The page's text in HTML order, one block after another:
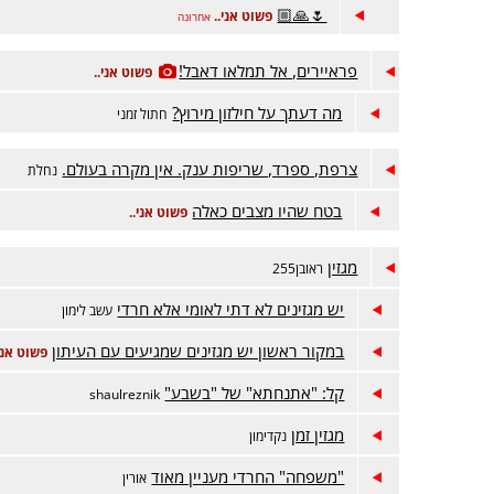
🌷🙏🏼 פשוט אני.. אחרונה
פראיירים, אל תמלאו דאבל! פשוט אני..
מה דעתך על חילזון מירוץ? חתול זמני
צרפת, ספרד, שריפות ענק. אין מקרה בעולם. נחלת
בטח שהיו מצבים כאלה פשוט אני..
מגזין ראובן255
יש מגזינים לא דתי לאומי אלא חרדי עשב לימון
במקור ראשון יש מגזינים שמגיעים עם העיתון פשוט
קל: "אתנחתא" של "בשבע" shaulreznik
מגזין זמן נקדימון
"משפחה" החרדי מעניין מאוד אורין